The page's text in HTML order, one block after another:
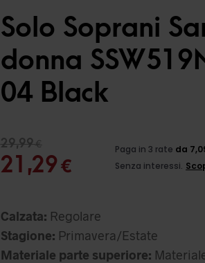
Solo Soprani
donna
04 Black
29,99€
prezzo
originale
29,99 €.
21,29€
attuale
è:
21,29 €.
Calzata: Regolare
Stagione: Primavera/Estate
Materiale parte superiore: